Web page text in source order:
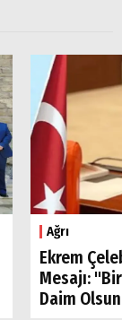
Ağrı
Ekrem
Mesajı:
Daim